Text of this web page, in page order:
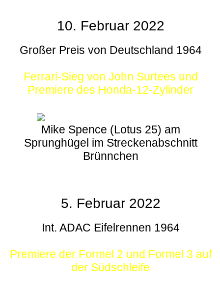
10. Februar 2022
Großer Preis von Deutschland 1964
Ferrari-Sieg von John Surtees und
Premiere des Honda-12-Zylinder
Mike Spence (Lotus 25) am
Sprunghügel im Streckenabschnitt
Brünnchen
5. Februar 2022
Int. ADAC Eifelrennen 1964
Premiere der Formel 2 und Formel 3 auf
der Südschleife